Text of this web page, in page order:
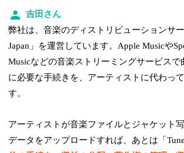
吉田さん
弊社は、音楽のディストリビューションサ
Japan」を運営しています。Apple Musicや
Musicなどの音楽ストリーミングサービスで
に必要な手続きを、アーティストに代わっ
す。
アーティストが音楽ファイルとジャケット
データをアップロードすれば、あとは「